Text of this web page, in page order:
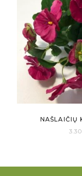
NAŠLAIČIŲ
3.30